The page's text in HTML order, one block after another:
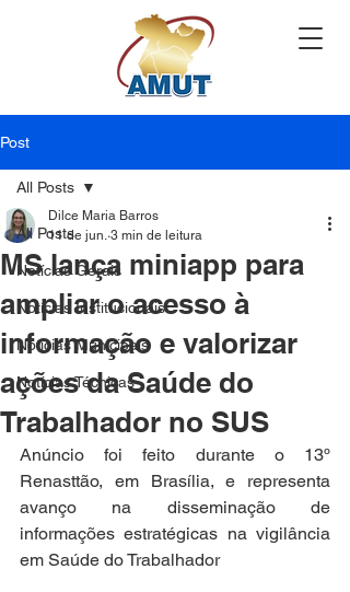
Post
All Posts
Notícias Gerais
Notícias Institucionais
Notícias Municipais
Notícias Técnicas
All Posts
MS lança miniapp para
ampliar o acesso à
informação e valorizar
ações da Saúde do
Trabalhador no SUS
Dilce Maria Barros
11 de jun. 3 min de leitura
Anúncio foi feito durante o 13º
Renasttão, em Brasília, e representa
avanço na disseminação de
informações estratégicas na vigilância
em Saúde do Trabalhador